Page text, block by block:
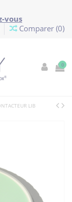
vous
Comparer (0)
0
LIB